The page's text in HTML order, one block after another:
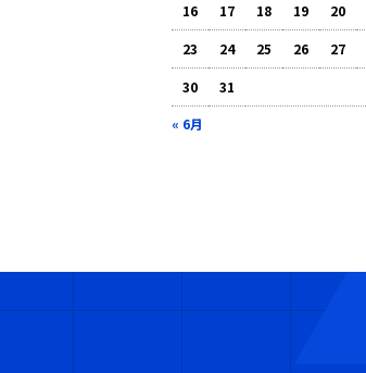
« 6月
16 17 18 19 20
23 24 25 26 27
30 31